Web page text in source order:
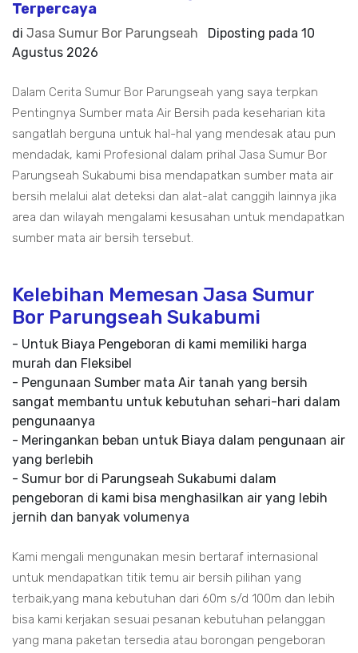
Terpercaya
di Jasa Sumur Bor Parungseah Diposting pada 10
Agustus 2026
Dalam Cerita Sumur Bor Parungseah yang saya terpkan
Pentingnya Sumber mata Air Bersih pada keseharian kita
sangatlah berguna untuk hal-hal yang mendesak atau pun
mendadak, kami Profesional dalam prihal Jasa Sumur Bor
Parungseah Sukabumi bisa mendapatkan sumber mata air
bersih melalui alat deteksi dan alat-alat canggih lainnya jika
area dan wilayah mengalami kesusahan untuk mendapatkan
sumber mata air bersih tersebut.
Kelebihan Memesan Jasa Sumur
Bor Parungseah Sukabumi
- Untuk Biaya Pengeboran di kami memiliki harga
murah dan Fleksibel
- Pengunaan Sumber mata Air tanah yang bersih
sangat membantu untuk kebutuhan sehari-hari dalam
pengunaanya
- Meringankan beban untuk Biaya dalam pengunaan air
yang berlebih
- Sumur bor di Parungseah Sukabumi dalam
pengeboran di kami bisa menghasilkan air yang lebih
jernih dan banyak volumenya
Kami mengali mengunakan mesin bertaraf internasional
untuk mendapatkan titik temu air bersih pilihan yang
terbaik,yang mana kebutuhan dari 60m s/d 100m dan lebih
bisa kami kerjakan sesuai pesanan kebutuhan pelanggan
yang mana paketan tersedia atau borongan pengeboran